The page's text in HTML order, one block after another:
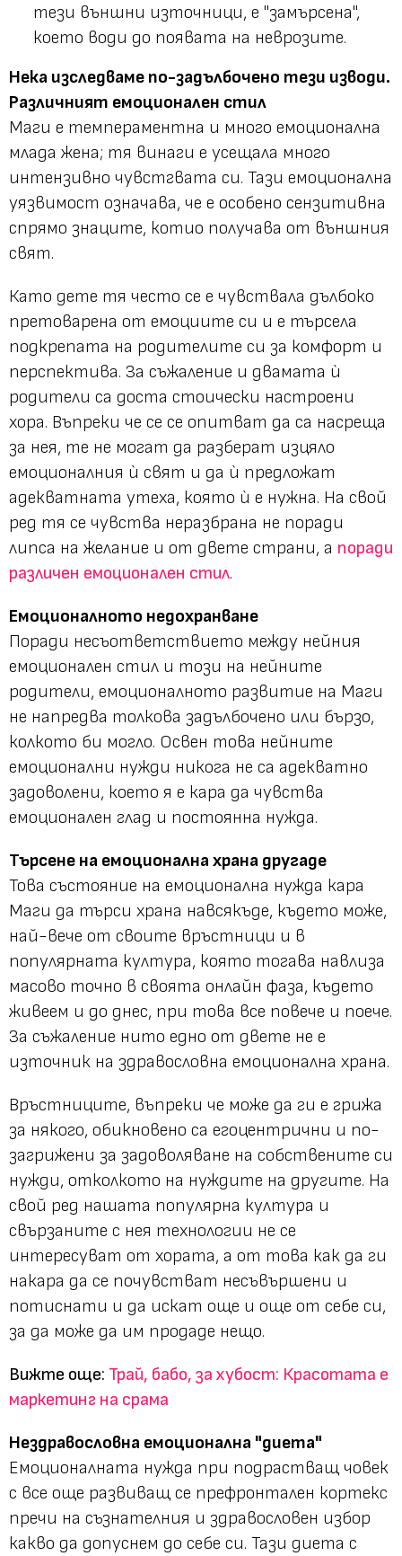
тези външни източници, е "замърсена",
което води до появата на неврозите.
Нека изследваме по-задълбочено тези изводи.
Различният емоционален стил
Маги е темпераментна и много емоционална
млада жена; тя винаги е усещала много
интензивно чувстгвата си. Тази емоционална
уязвимост означава, че е особено сензитивна
спрямо знаците, котио получава от външния
свят.
Като дете тя често се е чувствала дълбоко
претоварена от емоциите си и е търсела
подкрепата на родителите си за комфорт и
перспектива. За съжаление и двамата ѝ
родители са доста стоически настроени
хора. Въпреки че се се опитват да са насреща
за нея, те не могат да разберат изцяло
емоционалния ѝ свят и да ѝ предложат
адекватната утеха, която ѝ е нужна. На свой
ред тя се чувства неразбрана не поради
липса на желание и от двете страни, а поради
различен емоционален стил.
Емоционалното недохранване
Поради несъответствието между нейния
емоционален стил и този на нейните
родители, емоционалното развитие на Маги
не напредва толкова задълбочено или бързо,
колкото би могло. Освен това нейните
емоционални нужди никога не са адекватно
задоволени, което я е кара да чувства
емоционален глад и постоянна нужда.
Търсене на емоционална храна другаде
Това състояние на емоционална нужда кара
Маги да търси храна навсякъде, където може,
най-вече от своите връстници и в
популярната култура, която тогава навлиза
масово точно в своята онлайн фаза, където
живеем и до днес, при това все повече и поече.
За съжаление нито едно от двете не е
източник на здравословна емоционална храна.
Връстниците, въпреки че може да ги е грижа
за някого, обикновено са егоцентрични и по-
загрижени за задоволяване на собствените си
нужди, отколкото на нуждите на другите. На
свой ред нашата популярна култура и
свързаните с нея технологии не се
интересуват от хората, а от това как да ги
накара да се почувстват несъвършени и
потиснати и да искат още и още от себе си,
за да може да им продаде нещо.
Вижте още: Трай, бабо, за хубост: Красотата е
маркетинг на срама
Нездравословна емоционална "диета"
Емоционалната нужда при подрастващ човек
с все още развиващ се префронтален кортекс
пречи на съзнателния и здравословен избор
какво да допуснем до себе си. Тази диета с